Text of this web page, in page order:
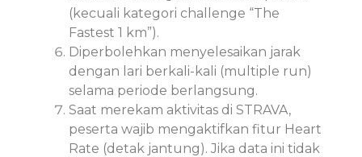
(kecuali kategori challenge “The
Fastest 1 km”).
Diperbolehkan menyelesaikan jarak
dengan lari berkali-kali (multiple run)
selama periode berlangsung.
Saat merekam aktivitas di STRAVA,
peserta wajib mengaktifkan fitur Heart
Rate (detak jantung). Jika data ini tidak